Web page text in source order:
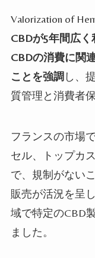
Valorization of
CBDが5年間広く
CBDの消費に関
ことを強調 し、
質管理と消費者
フランスの市場
セル、トップカ
で、規制がない
販売が活況を呈
域で特定のCBD
ました。